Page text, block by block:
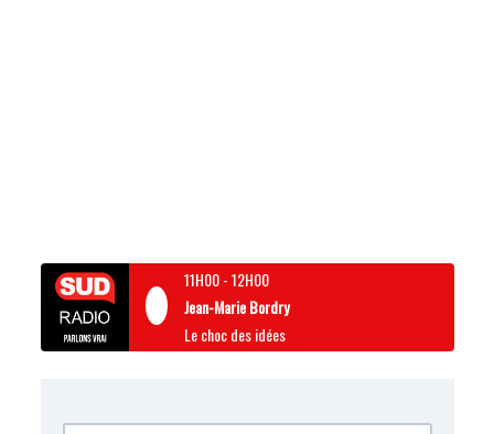
11H00-12H00
Jean-Marie Bordry
Le choc des idées